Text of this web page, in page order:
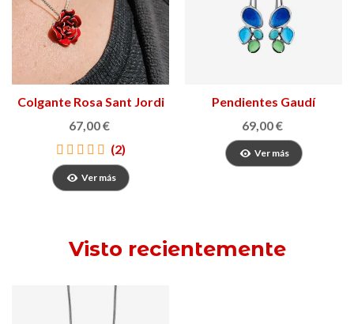
Colgante Rosa Sant Jordi
67,00 €
(2)
Ver más
Pendientes Gaudí
Jewelry Fruits
69,00 €
Ver más
Visto recientemente